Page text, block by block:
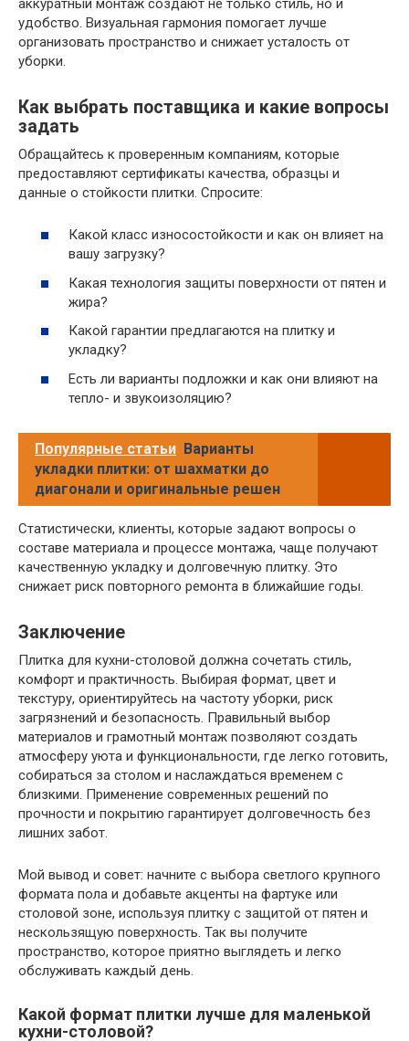
удобство. Визуальная гармония помогает лучше
организовать пространство и снижает усталость от
уборки.
Как выбрать поставщика и какие вопросы
задать
Обращайтесь к проверенным компаниям, которые
предоставляют сертификаты качества, образцы и
данные о стойкости плитки. Спросите:
Какой класс износостойкости и как он влияет на
вашу загрузку?
Какая технология защиты поверхности от пятен и
жира?
Какой гарантии предлагаются на плитку и
укладку?
Есть ли варианты подложки и как они влияют на
тепло- и звукоизоляцию?
Популярные статьи Варианты
укладки плитки: от шахматки до
диагонали и оригинальные решен
Статистически, клиенты, которые задают вопросы о
составе материала и процессе монтажа, чаще получают
качественную укладку и долговечную плитку. Это
снижает риск повторного ремонта в ближайшие годы.
Заключение
Плитка для кухни-столовой должна сочетать стиль,
комфорт и практичность. Выбирая формат, цвет и
текстуру, ориентируйтесь на частоту уборки, риск
загрязнений и безопасность. Правильный выбор
материалов и грамотный монтаж позволяют создать
атмосферу уюта и функциональности, где легко готовить,
собираться за столом и наслаждаться временем с
близкими. Применение современных решений по
прочности и покрытию гарантирует долговечность без
лишних забот.
Мой вывод и совет: начните с выбора светлого крупного
формата пола и добавьте акценты на фартуке или
столовой зоне, используя плитку с защитой от пятен и
нескользящую поверхность. Так вы получите
пространство, которое приятно выглядеть и легко
обслуживать каждый день.
Какой формат плитки лучше для маленькой
кухни-столовой?